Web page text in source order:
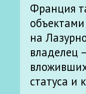
Франция
на
владелец
статуса и